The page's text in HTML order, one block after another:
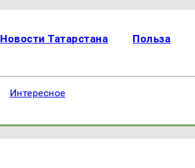
Новости Татарстана Польза
Интересное